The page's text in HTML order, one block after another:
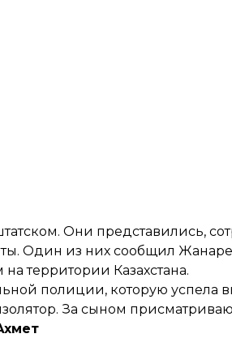
Они представились,
Один из них сообщил
территории Казахстана.
полиции, которую успела
За сыном